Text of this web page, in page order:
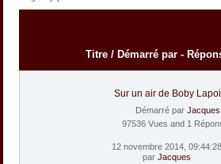
Titre / Démarré par -
Sur un air de Boby
Démarré par Jacques
97536 Vues and 1
12 novembre 2014, 09:44:28
par Jacques